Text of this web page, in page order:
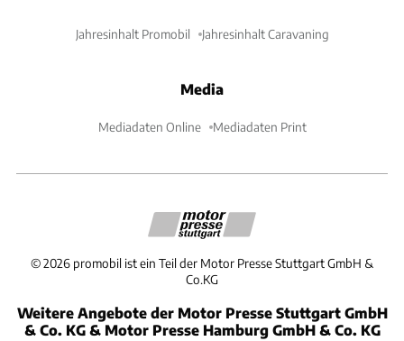
Jahresinhalt Promobil Jahresinhalt Caravaning
Media
Mediadaten Online Mediadaten Print
©2026 promobil ist ein Teil der Motor Presse Stuttgart GmbH &
Co.KG
Weitere Angebote der Motor Presse Stuttgart GmbH
& Co. KG & Motor Presse Hamburg GmbH & Co. KG